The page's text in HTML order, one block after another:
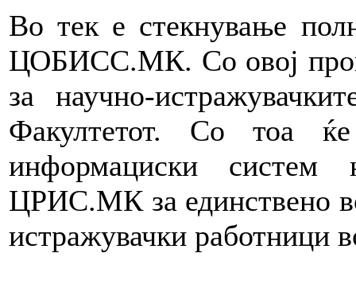
Во тек е стекнување
ЦОБИСС.МК. Со овој
за научно-
Факултетот. Со тоа
информациски систем
ЦРИС.МК за единствено
истражувачки